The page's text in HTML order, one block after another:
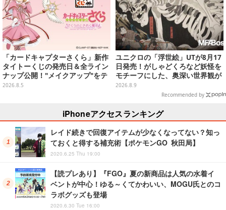
「カードキャプターさくら」新作
タイトーくじの発売日＆全ライン
ナップ公開！"メイクアップ"をテ
ーマに、日常でも使いたくなるア
2026.8.5
ユニクロの「浮世絵」UTが8月17
日発売！がしゃどくろなど妖怪を
モチーフにした、奥深い世界観が
最高にオシャレ
2026.8.9
Recommended by
iPhoneアクセスランキング
レイド続きで回復アイテムが少なくなってない？知っ
ておくと得する補充術【ポケモンGO 秋田局】
2020.6.25 Thu 19:00
【読プレあり】『FGO』夏の新商品は人気の水着イ
ベントが中心！ゆる～くてかわいい、MOGU氏とのコ
ラボグッズも登場
2020.6.30 Tue 16:00